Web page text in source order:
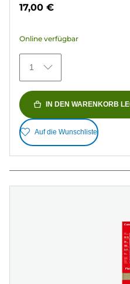
481
Bewertungen
17,00 €
Online verfügbar
1
IN DEN WARENKORB
Auf die Wunschliste